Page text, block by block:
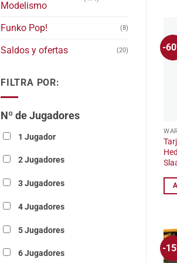
Modelismo
Funko Pop! (8)
Saldos y ofertas (20)
FILTRA POR:
Nº de Jugadores
1 Jugador
2 Jugadores
3 Jugadores
4 Jugadores
5 Jugadores
6 Jugadores
-
-